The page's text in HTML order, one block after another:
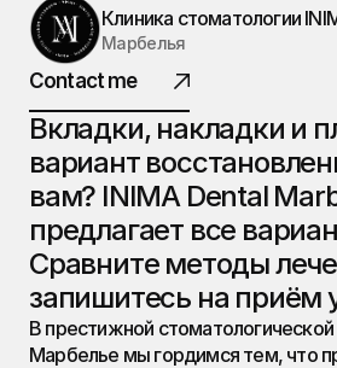
Бронирование
ИНИМА
@ 2026 Все права защищены
Клиника стоматологии
Марбелья
Contact me
Вкладки, накладки и
вариант
вам? INIMA Dental
предлагает все
Сравните методы
запишитесь на приём
В престижной стоматологической
Марбелье мы гордимся тем, что